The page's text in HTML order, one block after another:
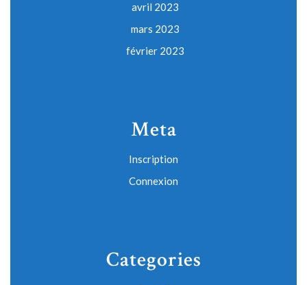
avril 2023
mars 2023
février 2023
Meta
Inscription
Connexion
Categories